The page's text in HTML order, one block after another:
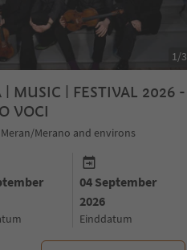
1/3
| MUSIC | FESTIVAL 2026 -
VOCI
Merano and environs
04 September
2026
einddatum